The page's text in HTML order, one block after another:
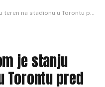
u Torontu pred meč Kanada – BiH
je stanju
Torontu pred